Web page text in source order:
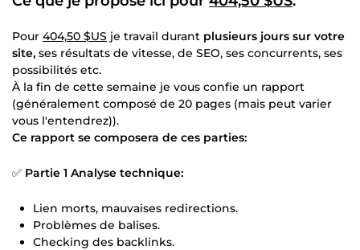
Pour 404,50 $US je travail durant plusieurs jours sur votre
site, ses résultats de vitesse, de SEO, ses concurrents, ses
possibilités etc.
À la fin de cette semaine je vous confie un rapport
(généralement composé de 20 pages (mais peut varier
vous l'entendrez)).
Ce rapport se composera de ces parties:
✅ Partie 1 Analyse technique:
Lien morts, mauvaises redirections.
Problèmes de balises.
Checking des backlinks.